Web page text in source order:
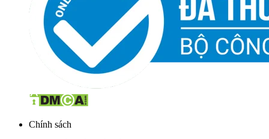
Chính sách